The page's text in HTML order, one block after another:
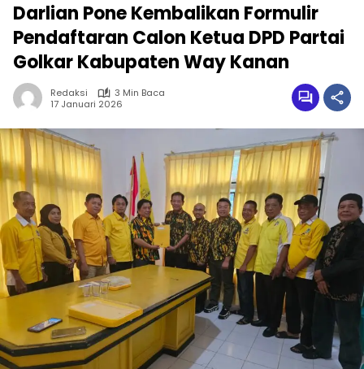
Darlian Pone Kembalikan Formulir
Pendaftaran Calon Ketua DPD Partai
Golkar Kabupaten Way Kanan
Redaksi
3 Min Baca
17 Januari 2026